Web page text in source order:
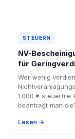
STEUERN
NV-
für
Wer wenig
1.000 € steuerfrei
beantragt man
Lesen →